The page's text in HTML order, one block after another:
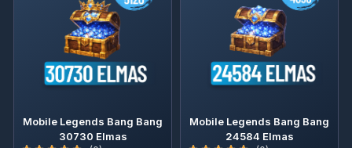
Mobile Legends Bang Bang
30730 Elmas
Mobile Legends Bang Bang
24584 Elmas